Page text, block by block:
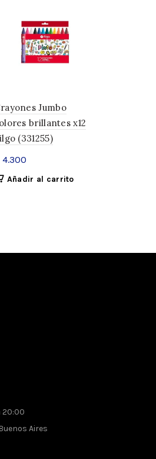
Jumbo
brillantes x12
(331255)
4.300
Añadir al carrito
20:00
Aires